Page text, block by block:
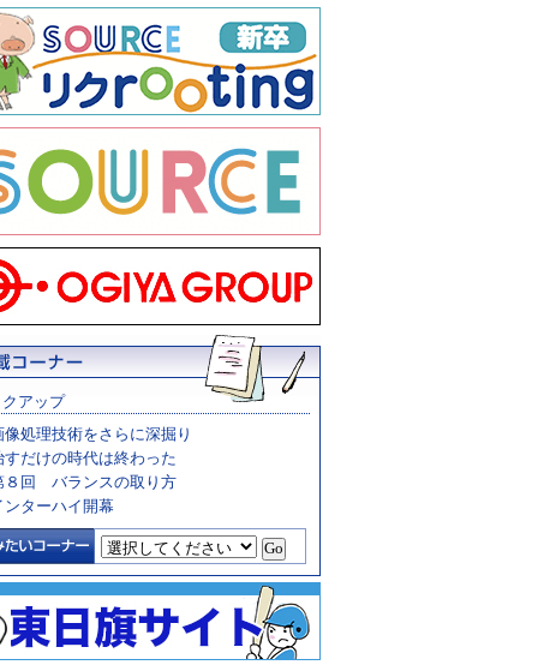
アップ
像処理技術をさらに深掘り
すだけの時代は終わった
８回 バランスの取り方
ンターハイ開幕